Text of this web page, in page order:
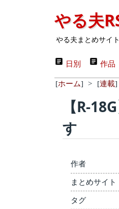
やる夫
やる夫まとめサイ
日別 作品
[ホーム] > [連載]
【R-
す
作者
まとめサイト
タグ